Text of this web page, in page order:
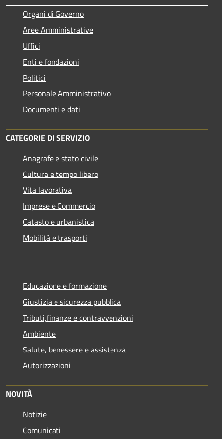
Organi di Governo
Aree Amministrative
Uffici
Enti e fondazioni
Politici
Personale Amministrativo
Documenti e dati
CATEGORIE DI SERVIZIO
Anagrafe e stato civile
Cultura e tempo libero
Vita lavorativa
Imprese e Commercio
Catasto e urbanistica
Mobilità e trasporti
Educazione e formazione
Giustizia e sicurezza pubblica
Tributi,finanze e contravvenzioni
Ambiente
Salute, benessere e assistenza
Autorizzazioni
NOVITÀ
Notizie
Comunicati